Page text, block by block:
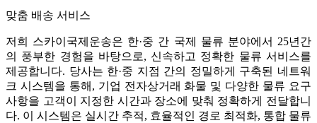
맞춤 배송 서비스
저희 스카이국제운송은 한·중 간 국제 물류 분야에서 25년간
의 풍부한 경험을 바탕으로, 신속하고 정확한 물류 서비스를
제공합니다. 당사는 한·중 지점 간의 정밀하게 구축된 네트워
크 시스템을 통해, 기업 전자상거래 화물 및 다양한 물류 요구
사항을 고객이 지정한 시간과 장소에 맞춰 정확하게 전달합니
다. 이 시스템은 실시간 추적, 효율적인 경로 최적화, 통합 물류